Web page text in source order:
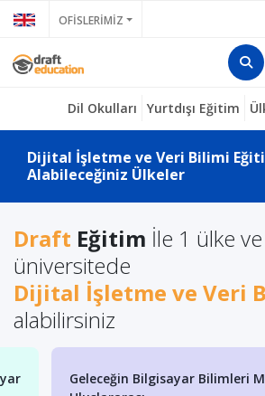
OFİSLERİMİZ
Dil Okulları Yurtdışı Eğitim
Dijital İşletme ve Veri Bilimi
Alabileceğiniz Ülkeler
Draft Eğitim İle 1 ülke ve
üniversitede
Dijital İşletme ve Veri
alabilirsiniz
Geleceğin Bilgisayar Bilimleri